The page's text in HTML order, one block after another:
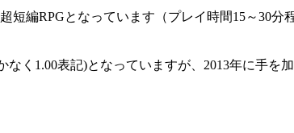
短編RPGとなっています（プレイ時間15～30
く1.00表記)となっていますが、2013年に手を